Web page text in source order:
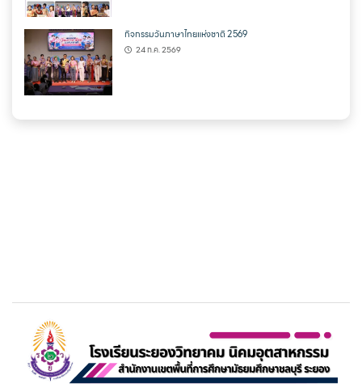
กิจกรรมวันภาษาไทยแห่งชาติ 2569
24 ก.ค. 2569